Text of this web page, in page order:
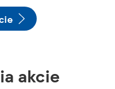
akcie